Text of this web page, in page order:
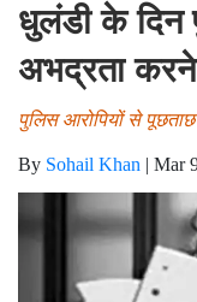
धुलंडी के दिन
अभद्रता करने
पुलिस आरोपियों से
By Sohail Khan | Mar